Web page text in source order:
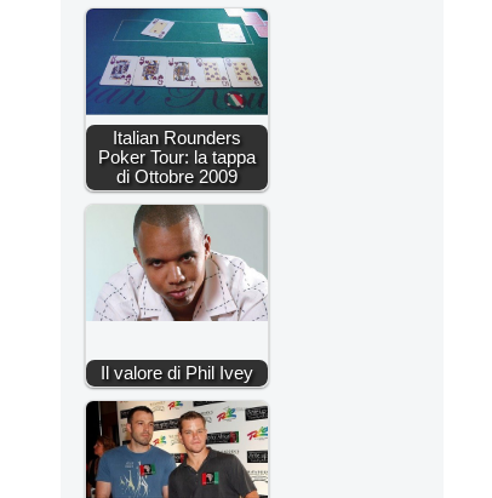
Italian Rounders
Poker Tour: la tappa
di Ottobre 2009
Il valore di Phil Ivey